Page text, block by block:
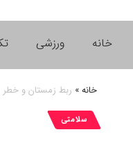
خانه ورزشی
خانه» ربط زمستان و خطر
سلامتی